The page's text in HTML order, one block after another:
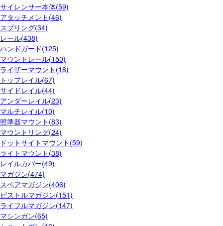
サイレンサー本体(59)
アタッチメント(46)
スプリング(34)
レール(438)
ハンドガード(125)
マウントレール(150)
ライザーマウント(18)
トップレイル(67)
サイドレイル(44)
アンダーレイル(23)
マルチレイル(10)
照準器マウント(83)
マウントリング(24)
ドットサイトマウント(59)
ライトマウント(38)
レイルカバー(49)
マガジン(474)
スペアマガジン(406)
ピストルマガジン(151)
ライフルマガジン(147)
マシンガン(65)